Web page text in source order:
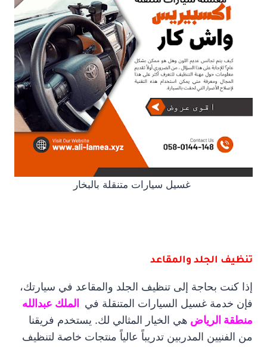
غسيل سيارات متنقلة بالبخار
تنظيف الجلد والمقاعد
إذا كنت بحاجة إلى تنظيف الجلد والمقاعد في سيارتك،
فإن خدمة غسيل السيارات المتنقلة في
الملك عبدالله
منطقة الرياض هي الخيار المثالي لك. يستخدم فريقنا
من الفنيين المدربين تدريباً عالياً منتجات خاصة لتنظيف